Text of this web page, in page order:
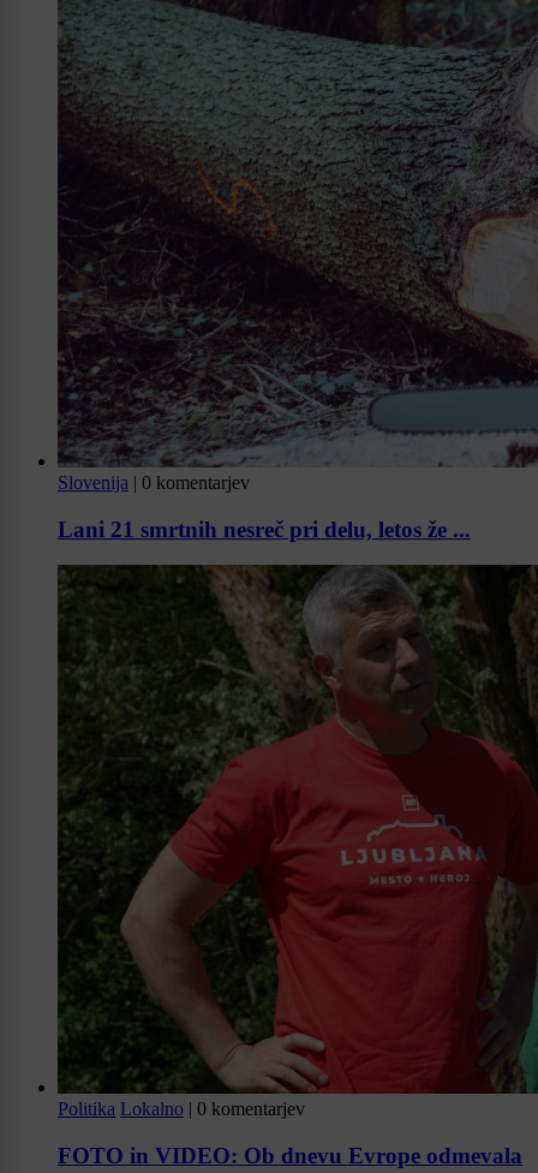
Slovenija | 0 komentarjev
Lani 21 smrtnih nesreč pri delu, letos že ...
Politika Lokalno | 0 komentarjev
FOTO in VIDEO: Ob dnevu Evrope odmevala